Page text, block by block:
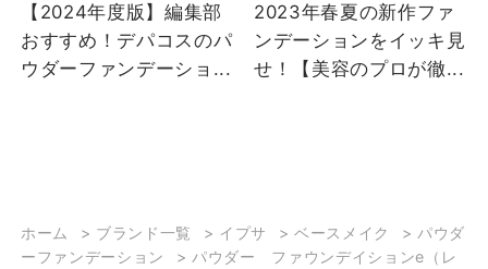
【2024年度版】編集部
おすすめ！デパコスのパ
ウダーファンデーショ...
2023年春夏の新作ファ
ンデーションをイッキ見
せ！【美容のプロが徹...
ホーム > ブランド一覧 > イプサ >ベースメイク > パウダ
ーファンデーション
> パウダー ファウンデイションe（レ